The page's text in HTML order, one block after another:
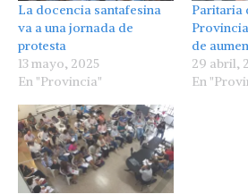
La docencia santafesina
va a una jornada de
protesta
13 mayo, 2025
En "Provincia"
Paritaria
de
29 abril,
En